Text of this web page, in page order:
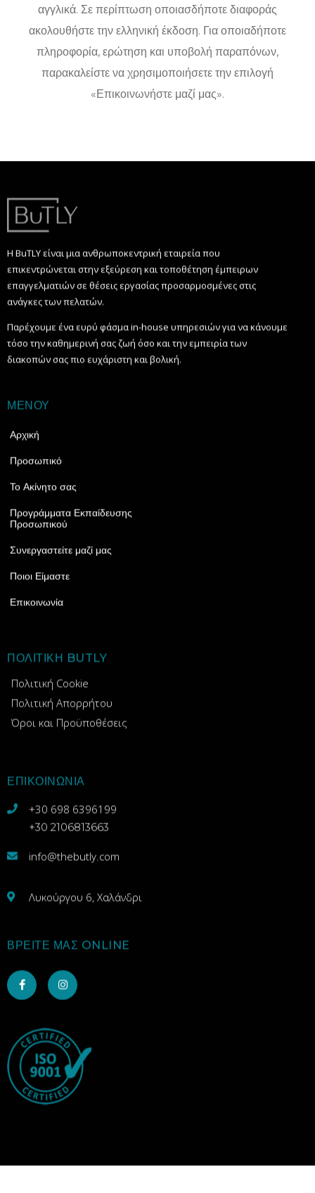
αγγλικά. Σε περίπτωση οποιασδήποτε διαφοράς
ακολουθήστε την ελληνική έκδοση. Για οποιαδήποτε
πληροφορία, ερώτηση και υποβολή παραπόνων,
παρακαλείστε να χρησιμοποιήσετε την επιλογή
«Επικοινωνήστε μαζί μας».
Η BuTLY είναι μια ανθρωποκεντρική εταιρεία που
επικεντρώνεται στην εξεύρεση και τοποθέτηση έμπειρων
επαγγελματιών σε θέσεις εργασίας προσαρμοσμένες στις
ανάγκες των πελατών.
Παρέχουμε ένα ευρύ φάσμα in-house υπηρεσιών για να κάνουμε
τόσο την καθημερινή σας ζωή όσο και την εμπειρία των
διακοπών σας πιο ευχάριστη και βολική.
ΜΕΝΟΥ
Αρχική
Προσωπικό
Το Ακίνητο σας
Προγράμματα Εκπαίδευσης
Προσωπικού
Συνεργαστείτε μαζί μας
Ποιοι Είμαστε
Επικοινωνία
ΠΟΛΙΤΙΚΗ BUTLY
Πολιτική Cookie
Πολιτική Απορρήτου
Όροι και Προϋποθέσεις
ΕΠΙΚΟΙΝΩΝΙΑ
+30 698 6396199
+30 2106813663
info@thebutly.com
Λυκούργου 6, Χαλάνδρι
ΒΡΕΙΤΕ ΜΑΣ ONLINE